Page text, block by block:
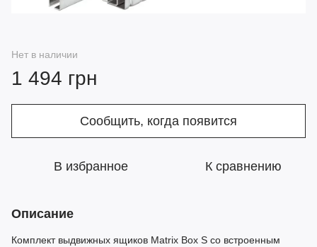
Нет в наличии
1 494 грн
Сообщить, когда появится
В избранное К сравнению
Описание
Комплект выдвижных ящиков Matrix Box S со встроенным